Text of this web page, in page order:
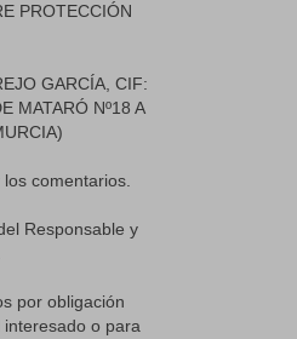
PROTECCIÓN
GARCÍA, CIF:
MATARÓ Nº18 A
comentarios.
Responsable y
por obligación
o para